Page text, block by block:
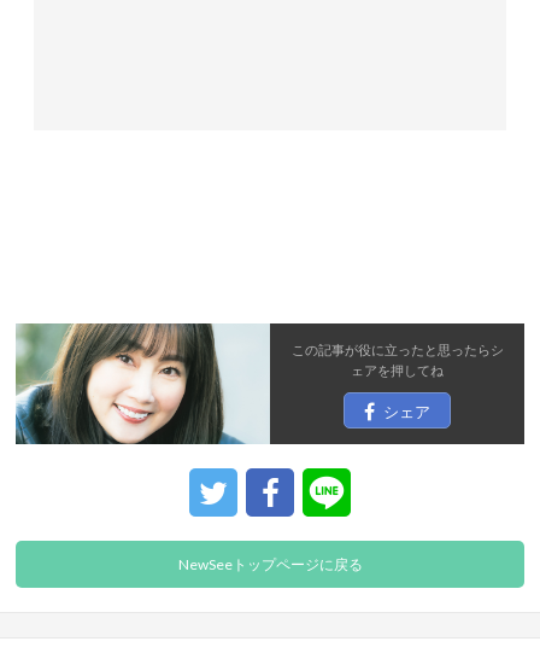
この記事が役に立ったと思ったらシ
ェアを押してね
シェア
NewSeeトップページに戻る